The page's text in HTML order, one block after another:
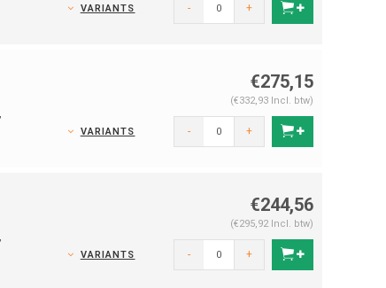
VARIANTS - +
€275,15
(€332,93 Incl. btw)
VARIANTS - +
€244,56
(€295,92 Incl. btw)
VARIANTS - +